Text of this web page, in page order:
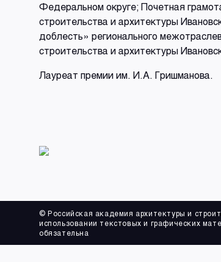
Федеральном округе; Почетная
строительства и архитектуры
доблесть» регионального
строительства и архитектуры
Лауреат премии им. И.А. Гришманова.
© Российская академия архитектуры и
использовании текстовых и графических
обязательна